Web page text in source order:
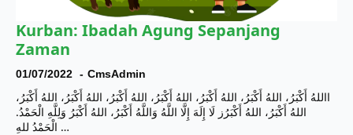
Kurban: Ibadah Agung Sepanjang
Zaman
01/07/2022 CmsAdmin
االلهُ أَكْبَرُ، اللهُ أَكْبَرُ، اللهُ أَكْبَرُ، اللهُ أَكْبَرُ، اللهُ أَكْبَرُ، اللهُ أَكْبَرُ، اللهُ أَكْبَرُ،
اللهُ أَكْبَرُ، اللهُ أَكْبَرُز لَا إِلَهَ إِلَّا اللَّهُ وَاللَّهُ أَكْبَرُ، اللهُ أَكْبَرُ وَلِلَّهِ الْحَمْدُ.
الْحَمْدُ للهِ…